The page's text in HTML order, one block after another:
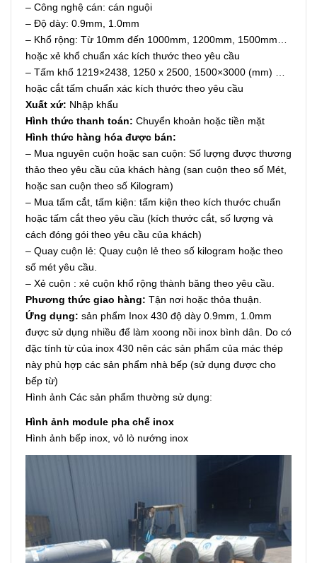
– Công nghệ cán: cán nguội
– Độ dày: 0.9mm, 1.0mm
– Khổ rộng: Từ 10mm đến 1000mm, 1200mm, 1500mm…
hoặc xẻ khổ chuẩn xác kích thước theo yêu cầu
– Tấm khổ 1219×2438, 1250 x 2500, 1500×3000 (mm) …
hoặc cắt tấm chuẩn xác kích thước theo yêu cầu
Xuất xứ: Nhập khẩu
Hình thức thanh toán: Chuyển khoản hoặc tiền mặt
Hình thức hàng hóa được bán:
– Mua nguyên cuộn hoặc san cuộn: Số lượng được thương
thảo theo yêu cầu của khách hàng (san cuộn theo số Mét,
hoặc san cuộn theo số Kilogram)
– Mua tấm cắt, tấm kiện: tấm kiện theo kích thước chuẩn
hoặc tấm cắt theo yêu cầu (kích thước cắt, số lượng và
cách đóng gói theo yêu cầu của khách)
– Quay cuộn lẻ: Quay cuộn lẻ theo số kilogram hoặc theo
số mét yêu cầu.
– Xẻ cuộn : xẻ cuộn khổ rộng thành băng theo yêu cầu.
Phương thức giao hàng: Tận nơi hoặc thỏa thuận.
Ứng dụng: sản phẩm Inox 430 độ dày 0.9mm, 1.0mm
được sử dụng nhiều để làm xoong nồi inox bình dân. Do có
đặc tính từ của inox 430 nên các sản phẩm của mác thép
này phù hợp các sản phẩm nhà bếp (sử dụng được cho
bếp từ)
Hình ảnh Các sản phẩm thường sử dụng:
Hình ảnh module pha chế inox
Hình ảnh bếp inox, vỏ lò nướng inox